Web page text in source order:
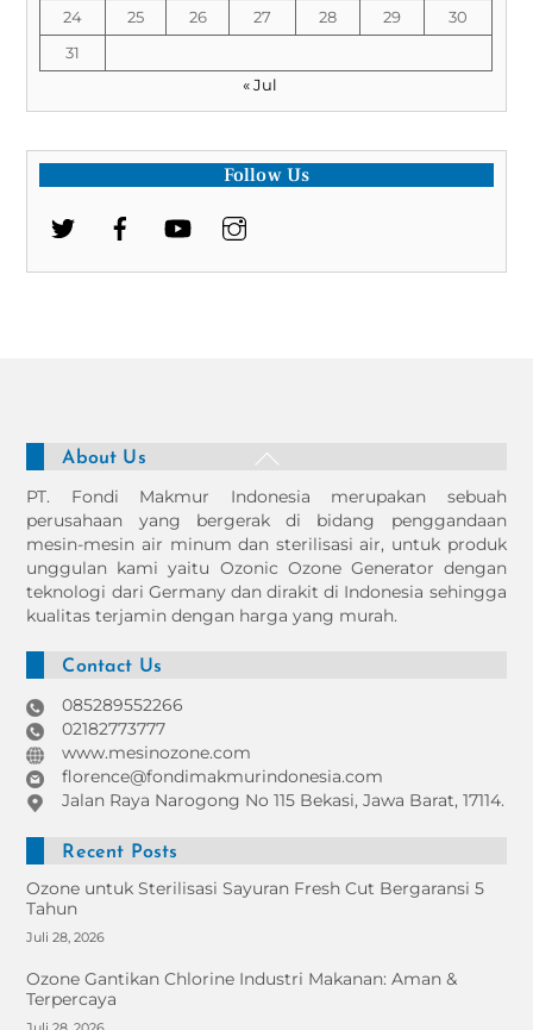
24
25 26 27 28 29
30
31
« Jul
Follow Us
Back
Top
About Us
PT. Fondi Makmur Indonesia merupakan sebuah
perusahaan yang bergerak di bidang penggandaan
mesin-mesin air minum dan sterilisasi air, untuk produk
unggulan kami yaitu Ozonic Ozone Generator dengan
teknologi dari Germany dan dirakit di Indonesia sehingga
kualitas terjamin dengan harga yang murah.
Contact Us
085289552266
02182773777
www.mesinozone.com
florence@fondimakmurindonesia.com
Jalan Raya Narogong No 115 Bekasi, Jawa Barat, 17114.
Recent Posts
Ozone untuk Sterilisasi Sayuran Fresh Cut Bergaransi 5
Tahun
Juli 28, 2026
Ozone Gantikan Chlorine Industri Makanan: Aman &
Terpercaya